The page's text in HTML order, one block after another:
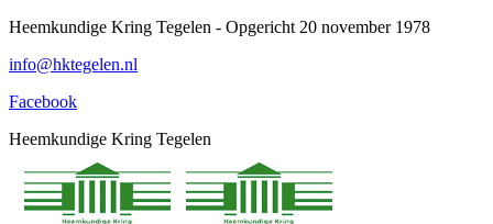
Spring
content
Heemkundige Kring Tegelen - Opgericht 20 november 1978
info@hktegelen.nl
Facebook
Heemkundige Kring Tegelen